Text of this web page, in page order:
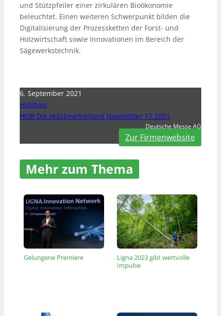
und Stützpfeiler einer zirkulären Bioökonomie
beleuchtet. Einen weiteren Schwerpunkt bilden die
Digitalisierung der Prozessketten der Forst- und
Holzwirtschaft sowie Innovationen im Bereich der
Sägewerkstechnik.
6. September 2021
Holzbau
HOB Die Holzbearbeitung Newsletter 17 2021
Deutsche Messe AG
Zur Firmenwebsite
Mehr zum Thema
Gelungene Premiere
Ligna 2023 gibt wertvolle
Impulse